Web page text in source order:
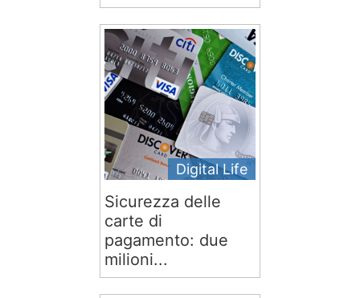
Digital Life
Sicurezza delle
carte di
pagamento: due
milioni...